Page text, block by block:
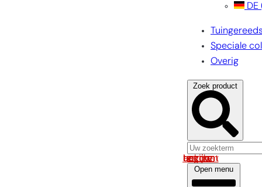
DE
Speciale
Overig
Zoek product
Log in om uw account te bekijken
Open menu